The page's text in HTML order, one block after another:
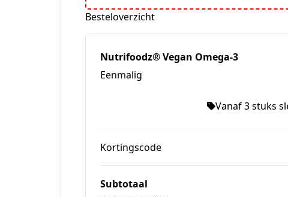
Besteloverzicht
Nutrifoodz® Vegan Omega-3
Eenmalig
Vanaf 3 stuks
Kortingscode
Subtotaal